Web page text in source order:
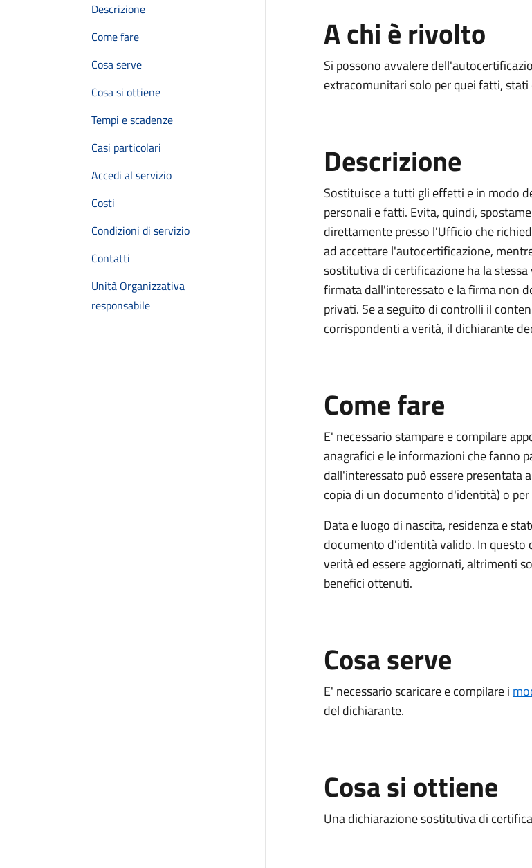
Descrizione
Come fare
Cosa serve
Cosa si ottiene
Tempi e scadenze
Casi particolari
Accedi al servizio
Costi
Condizioni di servizio
Contatti
Unità Organizzativa
responsabile
A chi è rivolto
Si possono avvalere
extracomunitari solo per quei fatti,
Descrizione
Sostituisce a tutti gli effetti e in modo
personali e fatti. Evita, quindi,
direttamente presso l'Ufficio che
ad accettare l'autocertificazione,
sostitutiva di certificazione ha la
firmata dall'interessato e la firma non
privati. Se a seguito di controlli il
corrispondenti a verità, il dichiarante
Come fare
E' necessario stampare e compilare
anagrafici e le informazioni che fanno
dall'interessato può essere presentata
copia di un documento d'identità) o per
Data e luogo di nascita, residenza e
documento d'identità valido. In
verità ed essere aggiornati, altrimenti
benefici ottenuti.
Cosa serve
E' necessario scaricare e compilare i
del dichiarante.
Cosa si ottiene
Una dichiarazione sostitutiva di